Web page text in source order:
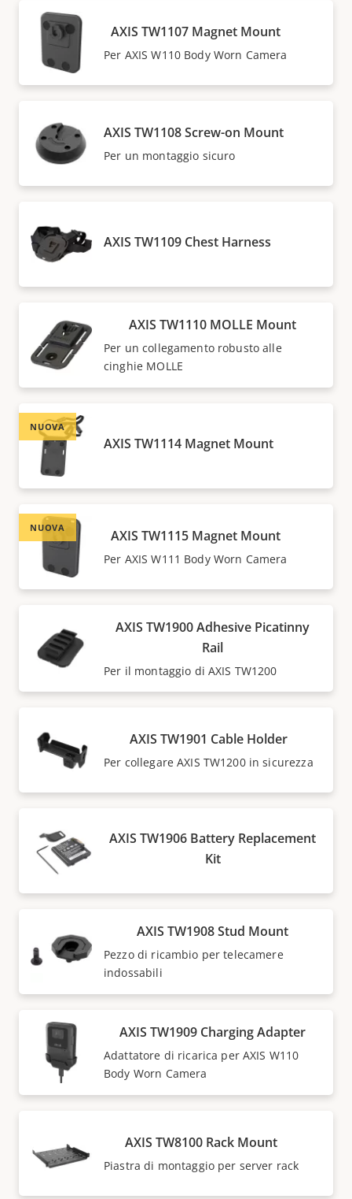
AXIS TW1107 Magnet Mount
Per AXIS W110 Body Worn Camera
AXIS TW1108 Screw-on Mount
Per un montaggio sicuro
AXIS TW1109 Chest Harness
AXIS TW1110 MOLLE Mount
Per un collegamento robusto alle
cinghie MOLLE
NUOVA
AXIS TW1114 Magnet Mount
NUOVA AXIS TW1115 Magnet Mount
Per AXIS W111 Body Worn Camera
AXIS TW1900 Adhesive Picatinny
Rail
Per il montaggio di AXIS TW1200
AXIS TW1901 Cable Holder
Per collegare AXIS TW1200 in sicurezza
AXIS TW1906 Battery Replacement
Kit
AXIS TW1908 Stud Mount
Pezzo di ricambio per telecamere
indossabili
AXIS TW1909 Charging Adapter
Adattatore di ricarica per AXIS W110
Body Worn Camera
AXIS TW8100 Rack Mount
Piastra di montaggio per server rack